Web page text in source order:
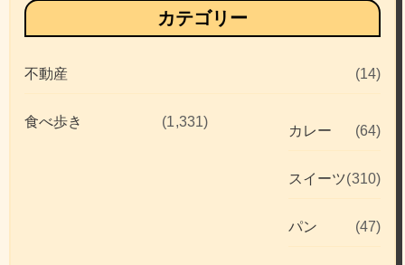
カテゴリー
不動産 (14)
食べ歩き (1,331)
カレー (64)
スイーツ(310)
パン (47)